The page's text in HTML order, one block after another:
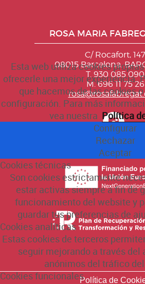
ROSA MARIA
C/ Rocafort, 147
08015 Barcelona.
T. 930 085 090
M. 696 11 75 26
Esta web utiliza cookies
ofrecerle una mejor experiencia.
que hacemos de las cookies
configuración. Para más
vea nuestra Política
Configurar
Rechazar
Aceptar
Cookies técnicas
Son cookies estrictamente
estar activas siempre a fin de
funcionamiento del website y
guardar tus preferencias de
Cookies analíticas
Estas cookies de terceros
seguir mejorando a través del
anónimos del tráfico
Cookies funcionalesPolítica de